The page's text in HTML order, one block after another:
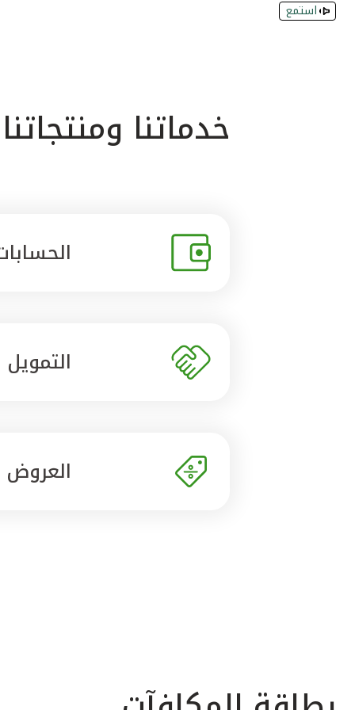
استمع
خدماتنا ومنتجاتنا
التمويل
العروض